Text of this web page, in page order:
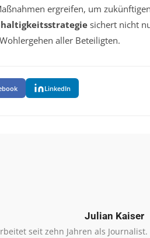
ergreifen, um
sichert nicht
aller Beteiligten.
LinkedIn
Julian Kaiser
seit zehn Jahren als